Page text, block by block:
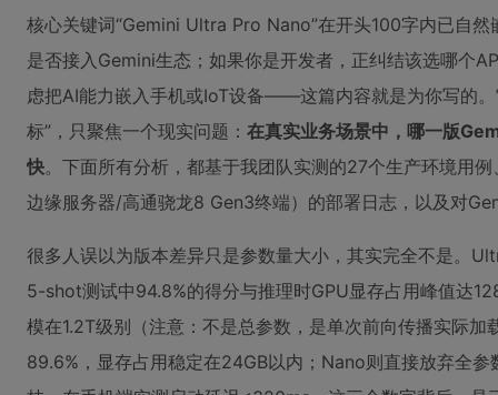
核心关键词“Gemini Ultra Pro Nano”在开头100字内已自
是否接入Gemini生态；如果你是开发者，正纠结该选哪个
虑把AI能力嵌入手机或IoT设备——这篇内容就是为你写的。
标”，只聚焦一个现实问题： 在真实业务场景中，哪一版
快。下面所有分析，都基于我团队实测的27个生产环境用
边缘服务器/高通骁龙8 Gen3终端）的部署日志，以及对
很多人误以为版本差异只是参数量大小，其实完全不是。
5-shot测试中94.8%的得分与推理时GPU显存占用峰值达
模在1.2T级别（注意：不是总参数，是单次前向传播实际
89.6%，显存占用稳定在24GB以内；Nano则直接放弃全